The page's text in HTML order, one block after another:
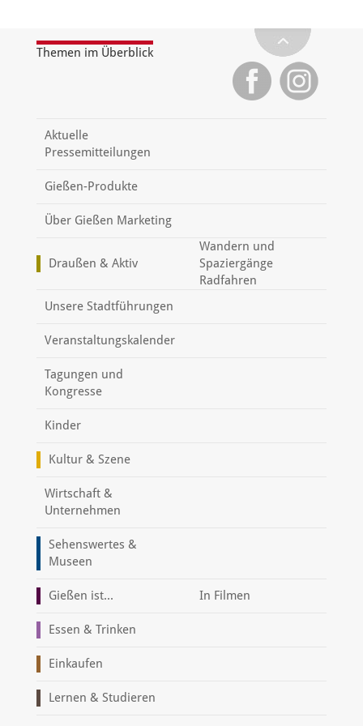
Themen im Überblick
Aktuelle
Pressemitteilungen
Gießen-Produkte
Über Gießen Marketing
Draußen & Aktiv
Wandern und
Spaziergänge
Radfahren
Unsere Stadtführungen
Veranstaltungskalender
Tagungen und
Kongresse
Kinder
Kultur & Szene
Wirtschaft &
Unternehmen
Sehenswertes &
Museen
Gießen ist... In Filmen
Essen & Trinken
Einkaufen
Lernen & Studieren